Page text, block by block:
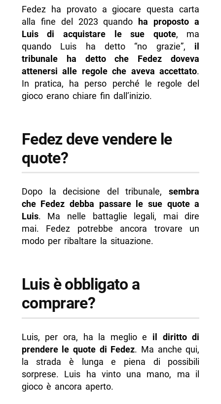
Fedez ha provato a giocare questa carta
alla fine del 2023 quando ha proposto a
Luis di acquistare le sue quote, ma
quando Luis ha detto “no grazie”, il
tribunale ha detto che Fedez doveva
attenersi alle regole che aveva accettato.
In pratica, ha perso perché le regole del
gioco erano chiare fin dall’inizio.
Fedez deve vendere le
quote?
Dopo la decisione del tribunale,sembra
che Fedez debba passare le sue quote a
Luis. Ma nelle battaglie legali, mai dire
mai. Fedez potrebbe ancora trovare un
modo per ribaltare la situazione.
Luis è obbligato a
comprare?
Luis, per ora, ha la meglio e il diritto di
prendere le quote di Fedez. Ma anche qui,
la strada è lunga e piena di possibili
sorprese. Luis ha vinto una mano, ma il
gioco è ancora aperto.